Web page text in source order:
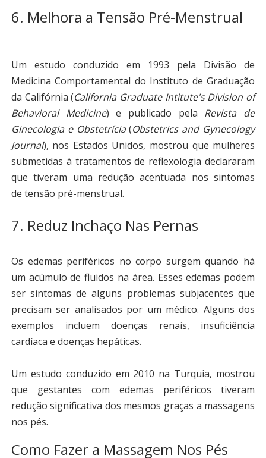
6. Melhora a Tensão Pré-Menstrual
Um estudo conduzido em 1993 pela Divisão de
Medicina Comportamental do Instituto de Graduação
da Califórnia (California Graduate Intitute's Division of
Behavioral Medicine) e publicado pela Revista de
Ginecologia e Obstetrícia(Obstetrics and Gynecology
Journal), nos Estados Unidos, mostrou que mulheres
submetidas à tratamentos de reflexologia declararam
que tiveram uma redução acentuada nos sintomas
de tensão pré-menstrual.
7. Reduz Inchaço Nas Pernas
Os edemas periféricos no corpo surgem quando há
um acúmulo de fluidos na área. Esses edemas podem
ser sintomas de alguns problemas subjacentes que
precisam ser analisados por um médico. Alguns dos
exemplos incluem doenças renais, insuficiência
cardíaca e doenças hepáticas.
Um estudo conduzido em 2010 na Turquia, mostrou
que gestantes com edemas periféricos tiveram
redução significativa dos mesmos graças a massagens
nos pés.
Como Fazer a Massagem Nos Pés